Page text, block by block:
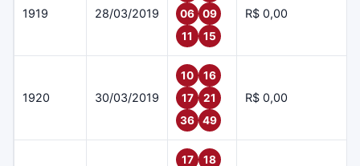
1919 28/03/2019
06
09
11
15
R$ 0,00
1920 30/03/2019
10
16
17
21
36
49
R$ 0,00
17
18